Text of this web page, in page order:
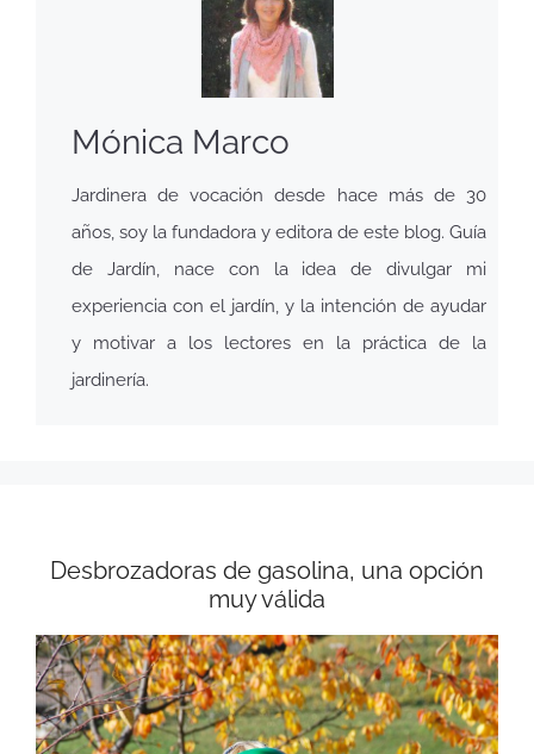
Mónica Marco
Jardinera de vocación desde hace más de 30
años, soy la fundadora y editora de este blog. Guía
de Jardín, nace con la idea de divulgar mi
experiencia con el jardín, y la intención de ayudar
y motivar a los lectores en la práctica de la
jardinería.
Desbrozadoras de gasolina, una opción
muy válida